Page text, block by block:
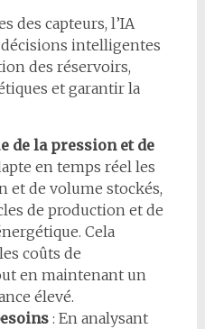
des capteurs, l’IA
intelligentes
des réservoirs,
et garantir la
de la pression et de
en temps réel les
et de volume stockés,
de production et de
Cela
coûts de
en maintenant un
élevé.
: En analysant